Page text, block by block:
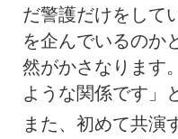
だ警護だけをして
を企んでいるのか
然がかさなります
ような関係です」
また、初めて共演